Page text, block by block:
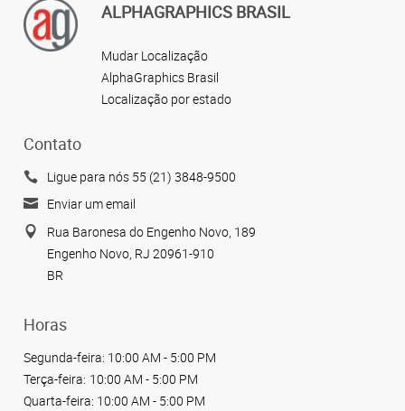
ALPHAGRAPHICS BRASIL
Mudar Localização
AlphaGraphics Brasil
Localização por estado
Contato
Ligue para nós 55 (21) 3848-9500
Enviar um email
Rua Baronesa do Engenho Novo, 189
Engenho Novo, RJ 20961-910
BR
Horas
Segunda-feira: 10:00 AM - 5:00 PM
Terça-feira: 10:00 AM - 5:00 PM
Quarta-feira: 10:00 AM - 5:00 PM